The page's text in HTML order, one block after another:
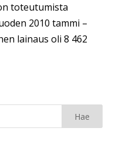
toteutumista
2010 tammi –
lainaus oli 8 462